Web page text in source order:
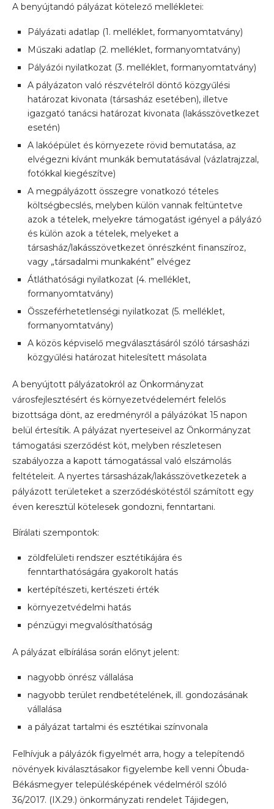
A benyújtandó pályázat kötelező mellékletei:
Pályázati adatlap (1. melléklet, formanyomtatvány)
Műszaki adatlap (2. melléklet, formanyomtatvány)
Pályázói nyilatkozat (3. melléklet, formanyomtatvány)
A pályázaton való részvételről döntő közgyűlési
határozat kivonata (társasház esetében), illetve
igazgató tanácsi határozat kivonata (lakásszövetkezet
esetén)
A lakóépület és környezete rövid bemutatása, az
elvégezni kívánt munkák bemutatásával (vázlatrajzzal,
fotókkal kiegészítve)
A megpályázott összegre vonatkozó tételes
költségbecslés, melyben külön vannak feltüntetve
azok a tételek, melyekre támogatást igényel a pályázó
és külön azok a tételek, melyeket a
társasház/lakásszövetkezet önrészként finanszíroz,
vagy „társadalmi munkaként” elvégez
Átláthatósági nyilatkozat (4. melléklet,
formanyomtatvány)
Összeférhetetlenségi nyilatkozat (5. melléklet,
formanyomtatvány)
A közös képviselő megválasztásáról szóló társasházi
közgyűlési határozat hitelesített másolata
A benyújtott pályázatokról az Önkormányzat
városfejlesztésért és környezetvédelemért felelős
bizottsága dönt, az eredményről a pályázókat 15 napon
belül értesítik. A pályázat nyerteseivel az Önkormányzat
támogatási szerződést köt, melyben részletesen
szabályozza a kapott támogatással való elszámolás
feltételeit. A nyertes társasházak/lakásszövetkezetek a
pályázott területeket a szerződéskötéstől számított egy
éven keresztül kötelesek gondozni, fenntartani.
Bírálati szempontok:
zöldfelületi rendszer esztétikájára és
fenntarthatóságára gyakorolt hatás
kertépítészeti, kertészeti érték
környezetvédelmi hatás
pénzügyi megvalósíthatóság
A pályázat elbírálása során előnyt jelent:
nagyobb önrész vállalása
nagyobb terület rendbetételének, ill. gondozásának
vállalása
a pályázat tartalmi és esztétikai színvonala
Felhívjuk a pályázók figyelmét arra, hogy a telepítendő
növények kiválasztásakor figyelembe kell venni Óbuda-
Békásmegyer településképének védelméről szóló
36/2017. (IX.29.) önkormányzati rendelet Tájidegen,